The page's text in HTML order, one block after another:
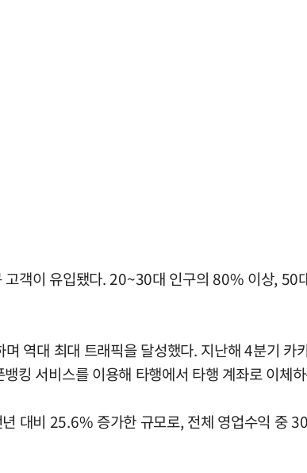
객이 유입됐다. 20~30대 인구의 80% 이상, 50
역대 최대 트래픽을 달성했다. 지난해 4분기 카
킹 서비스를 이용해 타행에서 타행 계좌로 이체
대비 25.6% 증가한 규모로, 전체 영업수익 중